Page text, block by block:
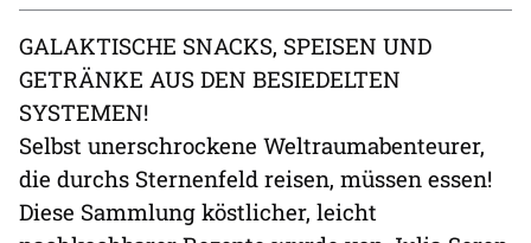
GALAKTISCHE SNACKS, SPEISEN UND
GETRÄNKE AUS DEN BESIEDELTEN
SYSTEMEN!
Selbst unerschrockene Weltraumabenteurer,
die durchs Sternenfeld reisen, müssen essen!
Diese Sammlung köstlicher, leicht